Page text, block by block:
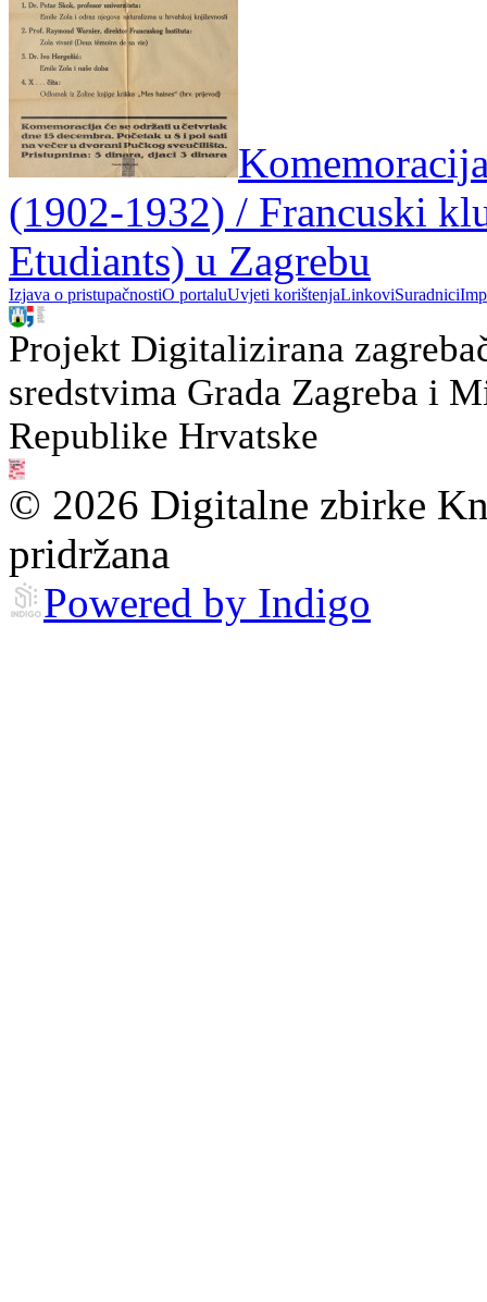
(1902-1932) / Francuski
Etudiants) u Zagrebu
Izjava o pristupačnostiO portaluUvjeti korištenjaLinkoviSuradnici
Projekt Digitalizirana
sredstvima Grada Zagreba i
Republike Hrvatske
© 2026 Digitalne zbirke
pridržana
Powered by Indigo